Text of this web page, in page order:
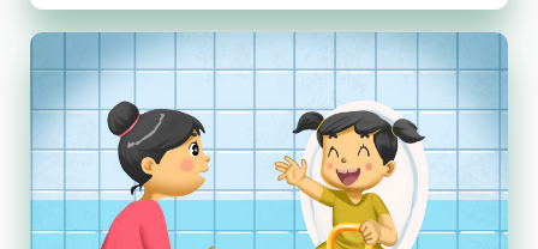
Makanan
Tumbuh
Kembang
Optimal
MPASI